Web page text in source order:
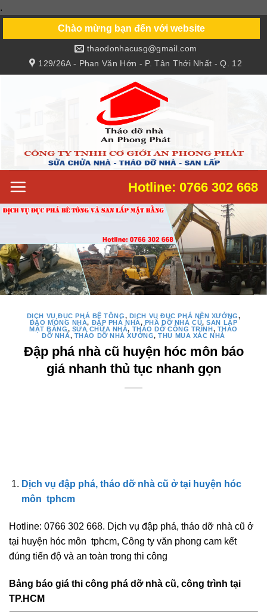
.
content
Chào mừng bạn đến với website
129/26A - Phan Văn Hớn - P. Tân Thới Nhất - Q. 12
thaodonhacusg@gmail.com
Hotline: 0766 302 668
DỊCH VỤ ĐỤC PHÁ BÊ TÔNG, DỊCH VỤ ĐỤC PHÁ NỀN XƯỞNG,
ĐÀO MÓNG NHÀ, ĐẬP PHÁ NHÀ, PHÁ DỠ NHÀ CŨ,SAN LẤP
MẶT BẰNG, SỬA CHỮA NHÀ, THÁO DỠ CÔNG TRÌNH, THÁO
DỠ NHÀ, THÁO DỠ NHÀ XƯỞNG,THU MUA XÁC NHÀ
Đập phá nhà cũ huyện hóc môn báo
giá nhanh thủ tục nhanh gọn
Dịch vụ đập phá, tháo dỡ nhà cũ ở tại huyện hóc
môn tphcm
Hotline: 0766 302 668. Dịch vụ đập phá, tháo dỡ nhà cũ ở
tại huyện hóc môn tphcm, Công ty văn phong cam kết
đúng tiến độ và an toàn trong thi công
Bảng báo giá thi công phá dỡ nhà cũ, công trình tại
TP.HCM